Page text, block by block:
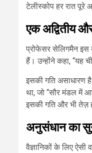
टेलीस्कोप हर रात पूरे
एक अद्वितीय
प्रोफेसर सेलिगमैन इस
हैं। उन्होंने कहा, “यह
इसकी गति असाधारण
था, जो “सौर मंडल में
इसकी गति और भी तेज़
अनुसंधान का
वैज्ञानिकों के लिए